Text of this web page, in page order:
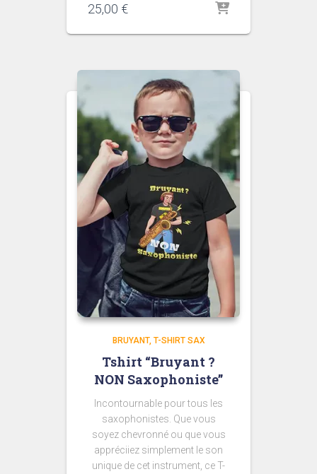
25,00 €
BRUYANT T-SHIRT SAX
Tshirt “Bruyant ?
NON Saxophoniste”
Incontournable pour tous les
saxophonistes. Que vous
soyez chevronné ou que vous
appréciiez simplement le son
unique de cet instrument, ce T-